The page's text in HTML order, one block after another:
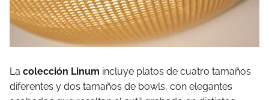
La colección Linum incluye platos de cuatro tamaños
diferentes y dos tamaños de bowls, con elegantes